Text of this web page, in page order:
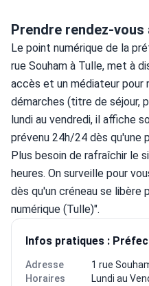
Prendre rendez-
Le point numérique de la
rue Souham à Tulle, met à
accès et un médiateur pour
démarches (titre de séjour,
lundi au vendredi, il affiche
prévenu 24h/24 dès qu'une
Plus besoin de rafraîchir le
heures. On surveille pour
dès qu'un créneau se libère
numérique (Tulle)".
Infos pratiques :
Adresse
1 rue
Horaires
Lundi au